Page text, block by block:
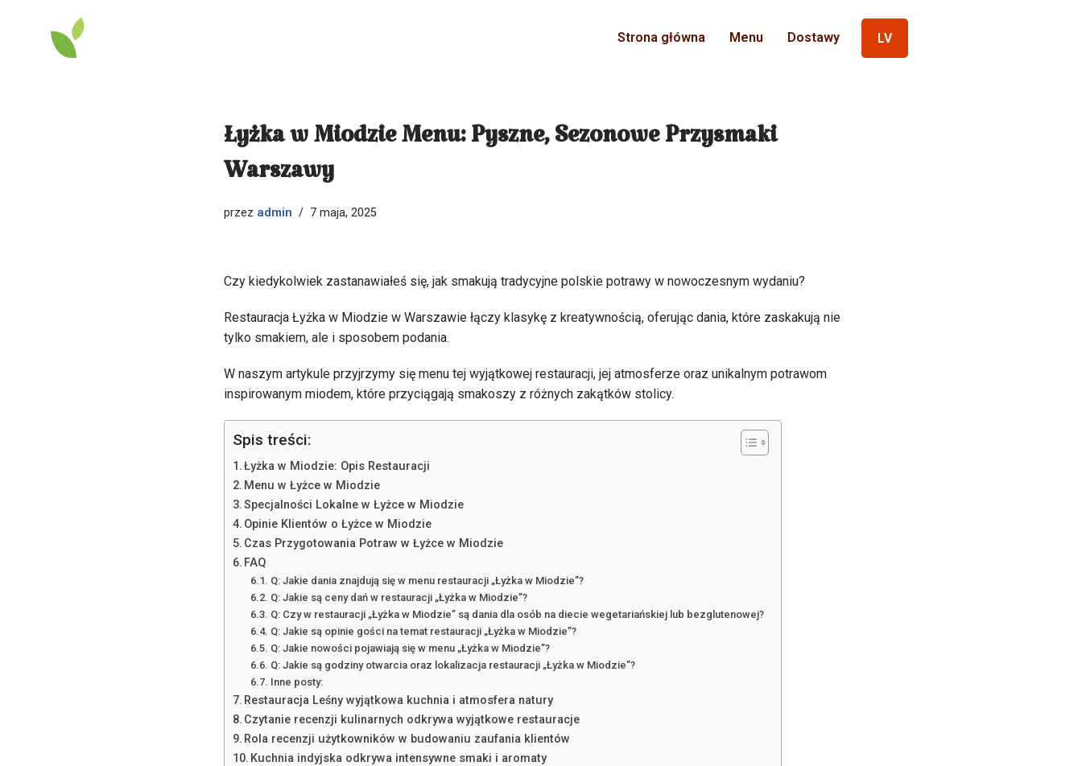
Przejdź
Strona główna Menu Dostawy LV
Łyżka w Miodzie Menu: Pyszne, Sezonowe Przysmaki
Warszawy
przez admin 7 maja, 2025
Czy kiedykolwiek zastanawiałeś się, jak smakują tradycyjne polskie potrawy w nowoczesnym wydaniu?
Restauracja Łyżka w Miodzie w Warszawie łączy klasykę z kreatywnością, oferując dania, które zaskakują nie
tylko smakiem, ale i sposobem podania.
W naszym artykule przyjrzymy się menu tej wyjątkowej restauracji, jej atmosferze oraz unikalnym potrawom
inspirowanym miodem, które przyciągają smakoszy z różnych zakątków stolicy.
Spis treści:
Łyżka w Miodzie: Opis Restauracji
Menu w Łyżce w Miodzie
Specjalności Lokalne w Łyżce w Miodzie
Opinie Klientów o Łyżce w Miodzie
Czas Przygotowania Potraw w Łyżce w Miodzie
FAQ
Q: Jakie dania znajdują się w menu restauracji „Łyżka w Miodzie”?
Q: Jakie są ceny dań w restauracji „Łyżka w Miodzie”?
Q: Czy w restauracji „Łyżka w Miodzie” są dania dla osób na diecie wegetariańskiej lub bezglutenowej?
Q: Jakie są opinie gości na temat restauracji „Łyżka w Miodzie”?
Q: Jakie nowości pojawiają się w menu „Łyżka w Miodzie”?
Q: Jakie są godziny otwarcia oraz lokalizacja restauracji „Łyżka w Miodzie”?
Inne posty:
Restauracja Leśny wyjątkowa kuchnia i atmosfera natury
Czytanie recenzji kulinarnych odkrywa wyjątkowe restauracje
Rola recenzji użytkowników w budowaniu zaufania klientów
Kuchnia indyjska odkrywa intensywne smaki i aromaty